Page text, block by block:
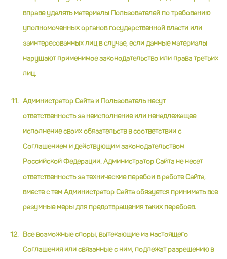
вправе удалять материалы Пользователей по требованию
уполномоченных органов государственной власти или
заинтересованных лиц в случае, если данные материалы
нарушают применимое законодательство или права третьих
лиц.
Администратор Сайта и Пользователь несут
ответственность за неисполнение или ненадлежащее
исполнение своих обязательств в соответствии с
Соглашением и действующим законодательством
Российской Федерации. Администратор Сайта не несет
ответственность за технические перебои в работе Сайта,
вместе с тем Администратор Сайта обязуется принимать все
разумные меры для предотвращения таких перебоев.
Все возможные споры, вытекающие из настоящего
Соглашения или связанные с ним, подлежат разрешению в